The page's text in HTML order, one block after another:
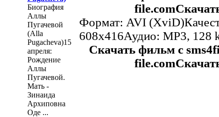
Биография
Аллы
Пугачевой
(Alla
Pugacheva)15
апреля:
Рождение
Аллы
Пугачевой.
Мать -
Зинаида
Архиповна
Оде ...
Формат: AVI
608x416Аудио: MP3, 128
Скачать фильм с